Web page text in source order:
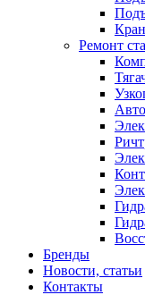
Ремонт
Бренды
Новости, статьи
Контакты